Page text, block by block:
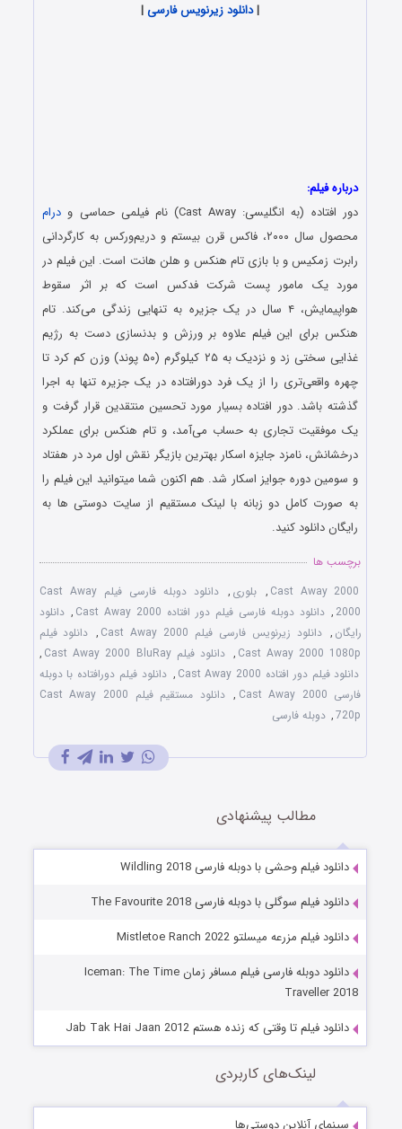
|دانلود زیرنویس فارسی|
درباره فیلم:
دور افتاده (به انگلیسی: Cast Away) نام فیلمی‌ حماسی و
درام
محصول سال ۲۰۰۰، فاکس قرن بیستم و دریم‌ورکس به کارگردانی
رابرت زمکیس و با بازی تام هنکس و هلن هانت است. این فیلم در
مورد یک مامور پست شرکت فدکس است که بر اثر سقوط
هواپیمایش، ۴ سال در یک جزیره به تنهایی زندگی می‌کند. تام
هنکس برای این فیلم علاوه بر ورزش و بدنسازی دست به رژیم
غذایی سختی زد و نزدیک به ۲۵ کیلوگرم (۵۰ پوند) وزن کم کرد تا
چهره واقعی‌تری را از یک فرد دورافتاده در یک جزیره تنها به اجرا
گذشته باشد. دور افتاده بسیار مورد تحسین منتقدین قرار گرفت و
یک موفقیت تجاری به حساب می‌آمد، و تام هنکس برای عملکرد
درخشانش، نامزد جایزه اسکار بهترین بازیگر نقش اول مرد در هفتاد
و سومین دوره جوایز اسکار شد. هم اکنون شما میتوانید این فیلم را
به صورت کامل دو زبانه با لینک مستقیم از سایت دوستی ها به
رایگان دانلود کنید.
برچسب ها
Cast Away 2000
, بلوری ,
دانلود دوبله فارسی فیلم Cast Away
2000
, دانلود دوبله فارسی فیلم دور افتاده Cast Away 2000 , دانلود
رایگان , دانلود زیرنویس فارسی فیلم Cast Away 2000 , دانلود فیلم
Cast Away 2000 1080p
, دانلود فیلم Cast Away 2000 BluRay
,
دانلود فیلم دور افتاده Cast Away 2000
, دانلود فیلم دورافتاده با دوبله
فارسی Cast Away 2000
,
دانلود مستقیم فیلم Cast Away 2000
720p
, دوبله فارسی
مطالب پیشنهادی
دانلود فیلم وحشی با دوبله فارسی Wildling 2018
دانلود فیلم سوگلی با دوبله فارسی The Favourite 2018
دانلود فیلم مزرعه میسلتو Mistletoe Ranch 2022
دانلود دوبله فارسی فیلم مسافر زمان Iceman: The Time
Traveller 2018
دانلود فیلم تا وقتی که زنده هستم Jab Tak Hai Jaan 2012
لینک‌های کاربردی
سینمای آنلاین دوستی‌ها